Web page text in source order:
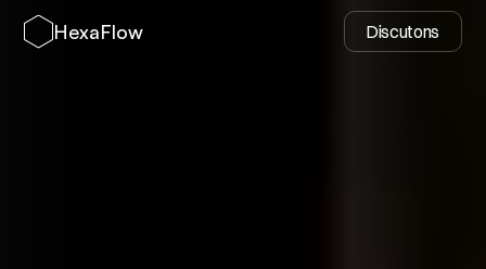
HexaFlow Discutons